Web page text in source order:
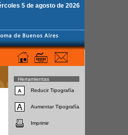
5 de agosto de 2026
Herramientas
Reducir Tipografía
Aumentar Tipografía
Imprimir